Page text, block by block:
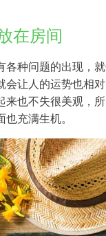
在房间
各种问题的出现，
会让人的运势也相
来也不失很美观，
充满生机。